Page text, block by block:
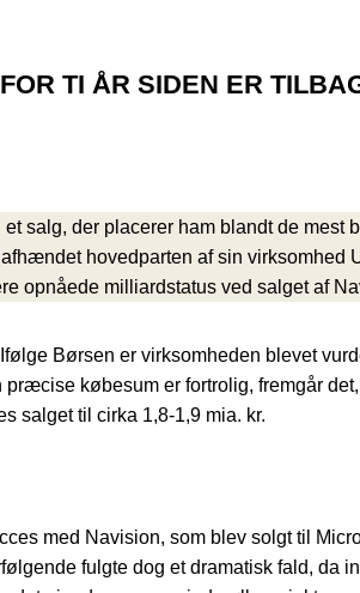
TI ÅR SIDEN ER
salg, der placerer ham blandt de
hovedparten af sin virksomhed
opnåede milliardstatus ved salget af
Børsen er virksomheden blevet
købesum er fortrolig, fremgår
salget til cirka 1,8-1,9 mia. kr.
med Navision, som blev solgt til
fulgte dog et dramatisk fald, da